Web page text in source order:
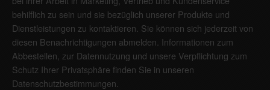
behilflich zu sein und sie bezüglich unserer Produkte und
Dienstleistungen zu kontaktieren. Sie können sich jederzeit von
diesen Benachrichtigungen abmelden. Informationen zum
Abbestellen, zur Datennutzung und unsere Verpflichtung zum
Schutz Ihrer Privatsphäre finden Sie in unseren
Datenschutzbestimmungen